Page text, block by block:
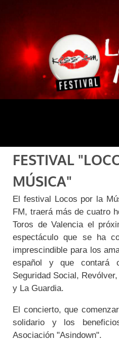
FESTIVAL
MÚSICA"
El festival Locos por la
FM, traerá más de cuatro
Toros de Valencia el
espectáculo que se ha
imprescindible para los
español y que contará
Seguridad Social,
y La Guardia.
El concierto, que
solidario y los
Asociación "Asindown".